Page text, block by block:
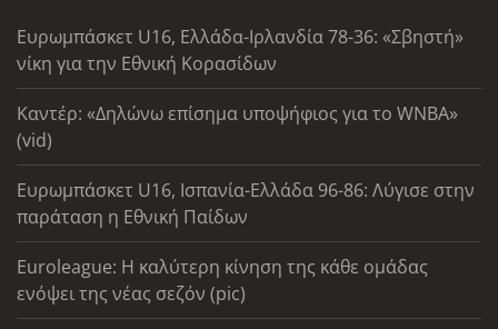
Ευρωμπάσκετ U16, Ελλάδα-Ιρλανδία 78-36: «Σβηστή»
νίκη για την Εθνική Κορασίδων
Καντέρ: «Δηλώνω επίσημα υποψήφιος για το WNBA»
(vid)
Ευρωμπάσκετ U16, Ισπανία-Ελλάδα 96-86: Λύγισε στην
παράταση η Εθνική Παίδων
Euroleague: Η καλύτερη κίνηση της κάθε ομάδας
ενόψει της νέας σεζόν (pic)